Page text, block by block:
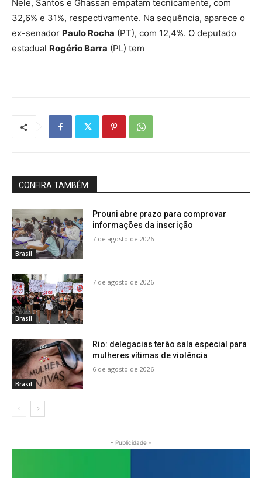
Nele, Santos e Ghassan empatam tecnicamente, com
32,6% e 31%, respectivamente. Na sequência, aparece o
ex-senador Paulo Rocha (PT), com 12,4%. O deputado
estadual Rogério Barra (PL) tem
CONFIRA TAMBÉM:
Brasil
Prouni abre prazo para comprovar
informações da inscrição
7 de agosto de 2026
Brasil
7 de agosto de 2026
Brasil
Rio: delegacias terão sala especial para
mulheres vítimas de violência
6 de agosto de 2026
- Publicidade -